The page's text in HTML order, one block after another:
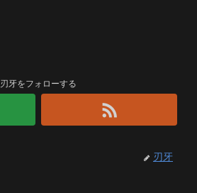
刃牙をフォローする
刃牙